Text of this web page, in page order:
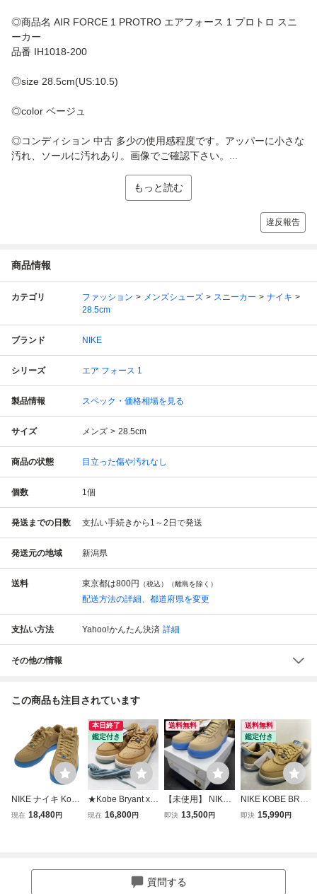
◎商品名 AIR FORCE 1 PROTRO エアフォース 1 プロトロ スニ
ーカー
品番 IH1018-200
◎size 28.5cm(US:10.5)
◎color ベージュ
◎コンディション 中古 多少の使用感程度です。アッパーに小さな
汚れ、ソールに汚れあり。画像でご確認下さい。...
もっと読む
違反報告
商品情報
カテゴリ ファッション メンズシューズ スニーカー
ナイキ
28.5cm
ブランド NIKE
シリーズ エア フォース 1
製品情報 スペック・価格相場を見る
サイズ メンズ 28.5cm
商品の状態 目立った傷や汚れなし
個数 1個
発送までの日数 支払い手続きから1～2日で発送
発送元の地域 新潟県
送料 東京都は800円 （税込）（離島を除く）
配送方法の詳細、都道府県を変更
支払い方法 Yahoo!かんたん決済 詳細
その他の情報
この商品も注目されています
NIKE ナイキ Kobe
Bryant AIR FORC
現在 18,480円
本日終了
鑑定付き
★Kobe Bryant x N
ike Air Force 1 Lo
現在 16,800円
送料無料
【未使用】 NIKE
(ナイキ) ×KOBE B
ライアント 27.5c
m 送料無料
即決 13,500円
送料無料
鑑定付き
NIKE KOBE BRYA
NT コービー ブラ
即決 15,990円
質問する